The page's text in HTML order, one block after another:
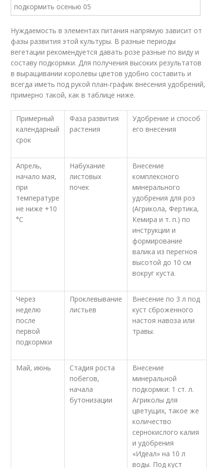
Нуждаемость в элементах питания напрямую зависит от
фазы развития этой культуры. В разные периоды
вегетации рекомендуется давать розе разные по виду и
составу подкормки. Для получения высоких результатов
в выращивании королевы цветов удобно составить и
всегда иметь под рукой план-график внесения удобрений,
примерно такой, как в таблице ниже.
Примерный
календарный
срок
Фаза развития
растения
Удобрение и способ
его внесения
Апрель,
начало мая,
при
температуре
не ниже +10
°C
Набухание
листовых
почек
Внесение
комплексного
минерального
удобрения для роз
(Агрикола, Фертика,
Кемира и т. п.) по
инструкции и
формирование
валика из перегноя
высотой до 10 см
вокруг куста.
Через
неделю
после
первой
подкормки
Проклевывание
листьев
Внесение по 3 л под
куст сброженного
настоя навоза или
травы.
Май, июнь
Стадия роста
побегов,
начала
бутонизации
Внесение
минеральной
подкормки: 1 ст. л.
Агриколы для
цветущих, такое же
количество
сернокислого калия
и удобрения
«Идеал» на 10 л
воды. Под куст